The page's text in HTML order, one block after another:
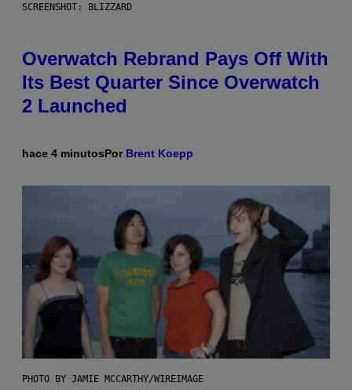
SCREENSHOT: BLIZZARD
Overwatch Rebrand Pays Off With
Its Best Quarter Since Overwatch
2 Launched
hace 4 minutosPor Brent Koepp
PHOTO BY JAMIE MCCARTHY/WIREIMAGE